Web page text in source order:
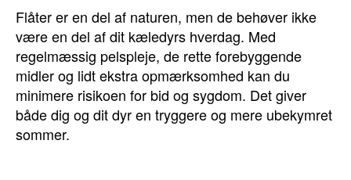
Flåter er en del af naturen, men de behøver ikke
være en del af dit kæledyrs hverdag. Med
regelmæssig pelspleje, de rette forebyggende
midler og lidt ekstra opmærksomhed kan du
minimere risikoen for bid og sygdom. Det giver
både dig og dit dyr en tryggere og mere ubekymret
sommer.